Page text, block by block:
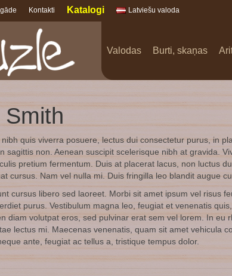
Kontakti Katalogi Latviešu valoda
Valodas Burti, skaņas
quis viverra posuere, lectus dui consectetur purus, in
sagittis non. Aenean suscipit scelerisque nibh at gravida.
pretium fermentum. Duis at placerat lacus, non luctus
cursus. Nam vel nulla mi. Duis fringilla leo blandit augue
cursus libero sed laoreet. Morbi sit amet ipsum vel risus
purus. Vestibulum magna leo, feugiat et venenatis
diam volutpat eros, sed pulvinar erat sem vel lorem. In
lectus mi. Maecenas venenatis, quam sit amet vehicula
ante, feugiat ac tellus a, tristique tempus dolor.